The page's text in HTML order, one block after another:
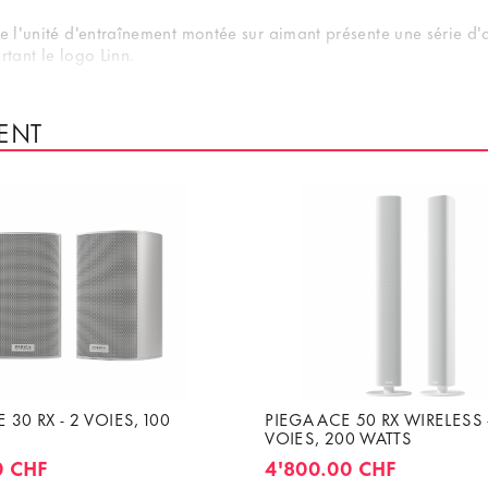
d'entraînement montée sur aimant présente une série
le logo Linn.
minutes, et les quatre canaux d'amplification, les modules
contenus dans le Selekt DSM. Il suffit d'ajouter des câbles
caractéristiques de performance, même
en matière de performances et une présentation
ou sans ampli, vous investissez dans un système complet
vos modules DAC, et bénéficiez des mises à jour
30 RX - 2 VOIES, 100 PIEGA ACE 50 RX WIRELESS
VOIES, 200 WATTS
4'800.00 CHF